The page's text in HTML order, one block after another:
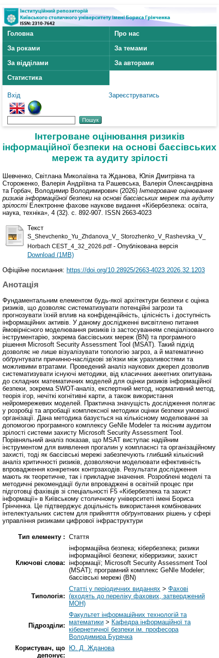
Головна
Про нас
За роками
За темами
За відділами
За авторами
Статистика
Вхід Зареєструватись
Інтегроване оцінювання ризиків
інформаційної безпеки на основі баєсівських
мереж та аудиту зрілості
Шевченко, Світлана Миколаївна та Жданова, Юлія Дмитрівна та
Стороженко, Валерія Андріївна та Рашевська, Валерія Олександрівна
та Горбач, Володимир Володимирович (2026) Інтегроване оцінювання
ризиків інформаційної безпеки на основі баєсівських мереж та аудиту
зрілості Електронне фахове наукове видання «Кібербезпека: освіта,
наука, техніка», 4 (32). с. 892-907. ISSN 2663-4023
Текст
S_Shevchenko_Yu_Zhdanovа_V_ Storozhenko_V_Rashevska_V_
Horbach CEST_4_32_2026.pdf- Опублікована версія
Download (1MB)
Офіційне посилання: https://doi.org/10.28925/2663-4023.2026.32.1203
Анотація
Фундаментальним елементом будь-якої архітектури безпеки є оцінка
ризиків, що дозволяє систематизувати потенційні загрози та
прогнозувати їхній вплив на конфіденційність, цілісність і доступність
інформаційних активів. У даному дослідженні висвітлено питання
ймовірнісного моделювання ризиків із застосуванням спеціалізованого
інструментарію, зокрема баєсівських мереж (BN) та програмного
рішення Microsoft Security Assessment Tool (MSAT). Такий підхід
дозволяє не лише візуалізувати топологію загроз, а й математично
обґрунтувати причинно-наслідкові зв'язки між уразливостями та
можливими втратами. Проведений аналіз наукових джерел дозволив
систематизувати існуючі методики, від класичних анкетних опитувань
до складних математичних моделей для оцінки ризиків інформаційної
безпеки, зокрема SWOT-аналіз, експертний метод, нормативний метод,
теорія ігор, нечіткі когнітивні карти, а також використання
нейромережевих моделей. Практична значущість дослідження полягає
у розробці та апробації комплексної методики оцінки безпеки умовної
організації. Дана методика базується на кількісному моделюванні за
допомогою програмного комплексу GeNIe Modeler та якісним аудитом
зрілості системи захисту Microsoft Security Assessment Tool.
Порівняльний аналіз показав, що MSAT виступає надійним
інструментом для виявлення прогалин у комплаєнсі та організаційному
захисті, тоді як баєсівські мережі забезпечують глибший кількісний
аналіз критичності ризиків, дозволяючи моделювати ефективність
впровадження конкретних контрзаходів. Результати дослідження
мають як теоретичне, так і прикладне значення. Розроблені моделі та
методичні рекомендації були впроваджені в освітній процес при
підготовці фахівців зі спеціальності F5 «Кібербезпека та захист
інформації» в Київському столичному університеті імені Бориса
Грінченка. Це підтверджує доцільність використання комбінованих
інтелектуальних систем для прийняття обґрунтованих рішень у сфері
управління ризиками цифрової інфраструктури
Тип елементу : Стаття
Ключові слова:
інформаційна безпека; кібербезпека; ризики
інформаційної безпеки; кіберризики; захист
інформації; Microsoft Security Assessment Tool
(MSAT); програмний комплекс GeNIe Modeler;
баєсівські мережі (BN)
Типологія:
Статті у періодичних виданнях > Фахові
(входять до переліку фахових, затверджений
МОН)
Підрозділи:
Факультет інформаційних технологій та
математики > Кафедра інформаційної та
кібернетичної безпеки ім. професора
Володимира Бурячка
Користувач, що
депонує:
Ю. Д. Жданова